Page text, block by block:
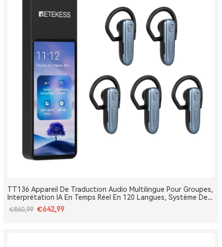
TT136 Appareil De Traduction Audio Multilingue Pour Groupes,
Interprétation IA En Temps Réel En 120 Langues, Système De
Traduction Pour Tours Et Conférences One-To-Many, Diffusion
Double Canal, Longue Portée 2.4G
€860,99 €642,99